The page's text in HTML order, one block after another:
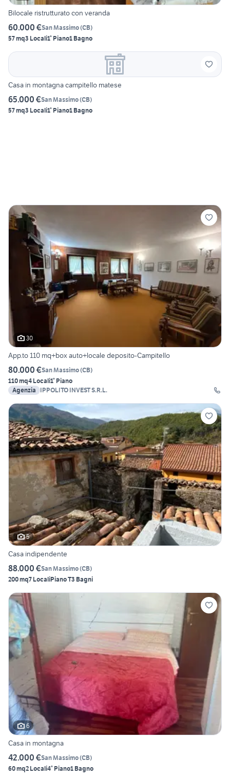
Bilocale ristrutturato con veranda
60.000 €San Massimo(CB)
57 mq3 Locali1° Piano1 Bagno
Casa in montagna campitello matese
65.000 €San Massimo(CB)
57 mq3 Locali1° Piano1 Bagno
30
App.to 110 mq+box auto+locale deposito-Campitello
80.000 €San Massimo(CB)
110 mq4 Locali1° Piano
Agenzia
IPPOLITO INVEST S.R.L.
5
Casa indipendente
88.000 €San Massimo(CB)
200 mq7 LocaliPiano T3 Bagni
6
Casa in montagna
42.000 €San Massimo(CB)
60 mq2 Locali4° Piano1 Bagno